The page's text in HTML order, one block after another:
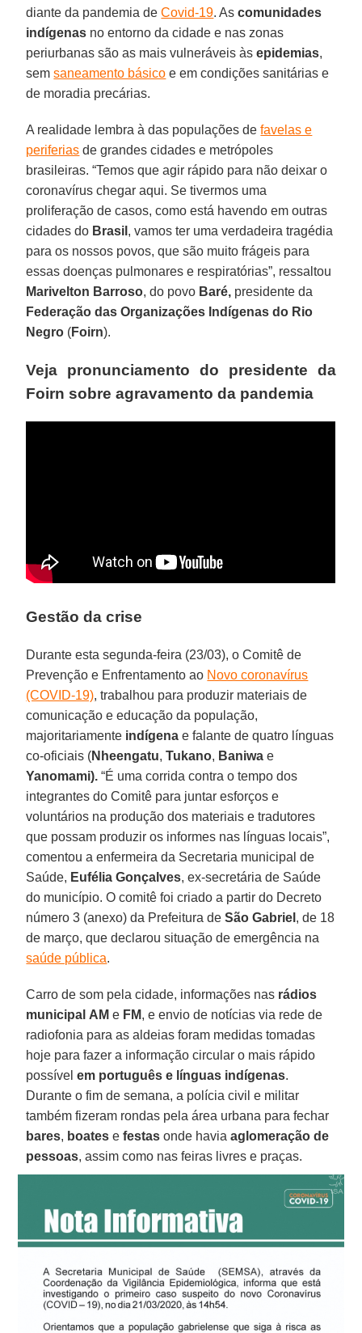
diante da pandemia deCovid-19. Ascomunidades
indígenas no entorno da cidade e nas zonas
periurbanas são as mais vulneráveis àsepidemias,
semsaneamento básico e em condições sanitárias e
de moradia precárias.
A realidade lembra à das populações defavelas e
periferias de grandes cidades e metrópoles
brasileiras. “Temos que agir rápido para não deixar o
coronavírus chegar aqui. Se tivermos uma
proliferação de casos, como está havendo em outras
cidades do Brasil , vamos ter uma verdadeira tragédia
para os nossos povos, que são muito frágeis para
essas doenças pulmonares e respiratórias”, ressaltou
Marivelton Barroso, do povo Baré, presidente da
Federação das Organizações Indígenas do Rio
Negro (Foirn).
Veja pronunciamento do presidente da
Foirn sobre agravamento da pandemia
Gestão da crise
Durante esta segunda-feira (23/03), o Comitê de
Prevenção e Enfrentamento ao Novo coronavírus
(COVID-19), trabalhou para produzir materiais de
comunicação e educação da população,
majoritariamente indígena e falante de quatro línguas
co-oficiais (Nheengatu,Tukano, Baniwa e
Yanomami). “É uma corrida contra o tempo dos
integrantes do Comitê para juntar esforços e
voluntários na produção dos materiais e tradutores
que possam produzir os informes nas línguas locais”,
comentou a enfermeira da Secretaria municipal de
Saúde, Eufélia Gonçalves, ex-secretária de Saúde
do município. O comitê foi criado a partir do Decreto
número 3 (anexo) da Prefeitura deSão Gabriel , de 18
de março, que declarou situação de emergência na
saúde pública.
Carro de som pela cidade, informações nas rádios
municipal AM e FM, e envio de notícias via rede de
radiofonia para as aldeias foram medidas tomadas
hoje para fazer a informação circular o mais rápido
possívelem português e línguas indígenas.
Durante o fim de semana, a polícia civil e militar
também fizeram rondas pela área urbana para fechar
bares, boates efestas onde haviaaglomeração de
pessoas, assim como nas feiras livres e praças.